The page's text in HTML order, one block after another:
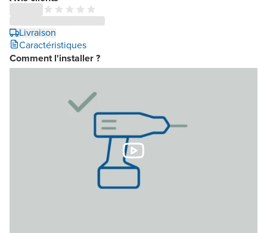
Livraison
Caractéristiques
Comment l'installer ?